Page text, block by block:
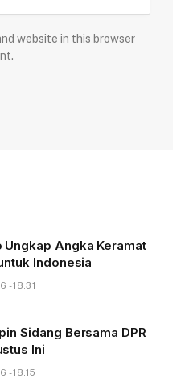
website in this browser
Ungkap Angka Keramat
Indonesia
- 18.31
Sidang Bersama DPR
Ini
- 18.15